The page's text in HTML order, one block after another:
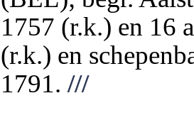
1757 (r.k.) en 16
(r.k.) en
1791. ///